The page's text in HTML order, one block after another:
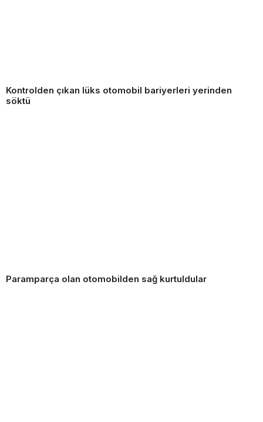
Kontrolden çıkan lüks otomobil bariyerleri yerinden
söktü
Paramparça olan otomobilden sağ kurtuldular